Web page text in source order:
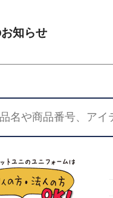
知らせ